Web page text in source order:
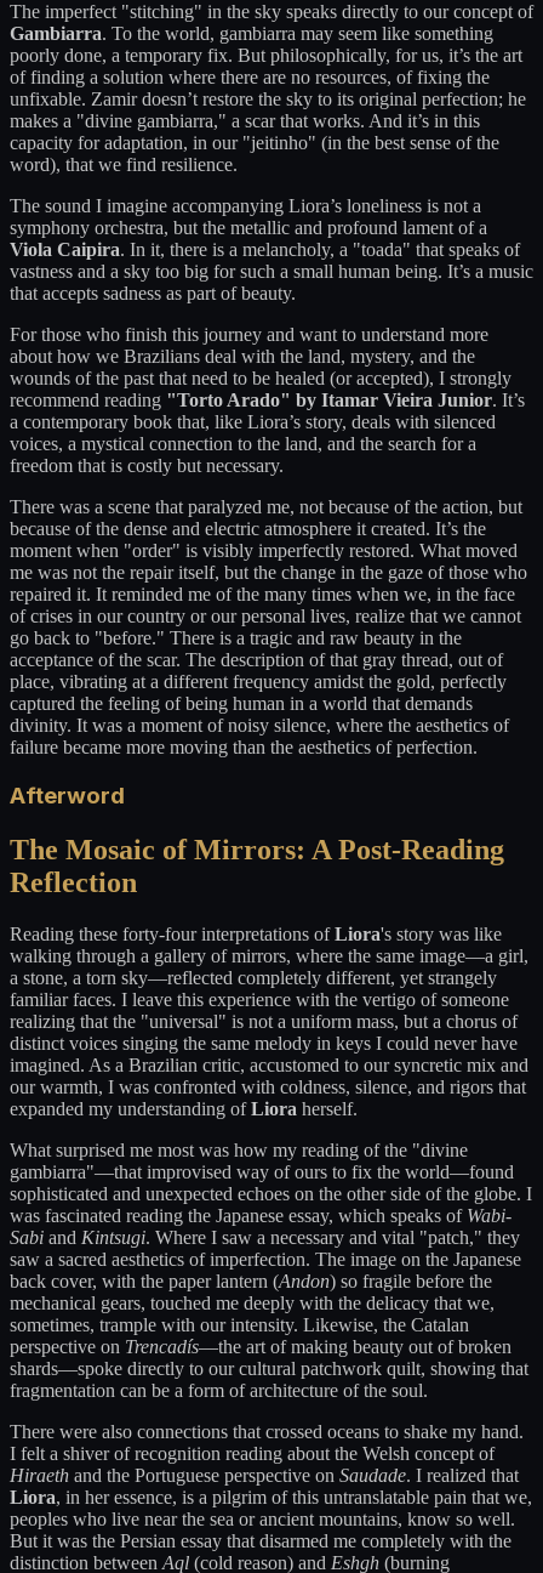
The imperfect "stitching" in the sky speaks directly to our concept of
Gambiarra. To the world, gambiarra may seem like something
poorly done, a temporary fix. But philosophically, for us, it’s the art
of finding a solution where there are no resources, of fixing the
unfixable. Zamir doesn’t restore the sky to its original perfection; he
makes a "divine gambiarra," a scar that works. And it’s in this
capacity for adaptation, in our "jeitinho" (in the best sense of the
word), that we find resilience.
The sound I imagine accompanying Liora’s loneliness is not a
symphony orchestra, but the metallic and profound lament of a
Viola Caipira. In it, there is a melancholy, a "toada" that speaks of
vastness and a sky too big for such a small human being. It’s a music
that accepts sadness as part of beauty.
For those who finish this journey and want to understand more
about how we Brazilians deal with the land, mystery, and the
wounds of the past that need to be healed (or accepted), I strongly
recommend reading "Torto Arado" by Itamar Vieira Junior. It’s
a contemporary book that, like Liora’s story, deals with silenced
voices, a mystical connection to the land, and the search for a
freedom that is costly but necessary.
There was a scene that paralyzed me, not because of the action, but
because of the dense and electric atmosphere it created. It’s the
moment when "order" is visibly imperfectly restored. What moved
me was not the repair itself, but the change in the gaze of those who
repaired it. It reminded me of the many times when we, in the face
of crises in our country or our personal lives, realize that we cannot
go back to "before." There is a tragic and raw beauty in the
acceptance of the scar. The description of that gray thread, out of
place, vibrating at a different frequency amidst the gold, perfectly
captured the feeling of being human in a world that demands
divinity. It was a moment of noisy silence, where the aesthetics of
failure became more moving than the aesthetics of perfection.
Afterword
The Mosaic of Mirrors: A Post-Reading
Reflection
Reading these forty-four interpretations ofLiora's story was like
walking through a gallery of mirrors, where the same image—a girl,
a stone, a torn sky—reflected completely different, yet strangely
familiar faces. I leave this experience with the vertigo of someone
realizing that the "universal" is not a uniform mass, but a chorus of
distinct voices singing the same melody in keys I could never have
imagined. As a Brazilian critic, accustomed to our syncretic mix and
our warmth, I was confronted with coldness, silence, and rigors that
expanded my understanding ofLiora herself.
What surprised me most was how my reading of the "divine
gambiarra"—that improvised way of ours to fix the world—found
sophisticated and unexpected echoes on the other side of the globe. I
was fascinated reading the Japanese essay, which speaks of Wabi-
Sabi and Kintsugi. Where I saw a necessary and vital "patch," they
saw a sacred aesthetics of imperfection. The image on the Japanese
back cover, with the paper lantern (Andon) so fragile before the
mechanical gears, touched me deeply with the delicacy that we,
sometimes, trample with our intensity. Likewise, the Catalan
perspective on Trencadís—the art of making beauty out of broken
shards—spoke directly to our cultural patchwork quilt, showing that
fragmentation can be a form of architecture of the soul.
There were also connections that crossed oceans to shake my hand.
I felt a shiver of recognition reading about the Welsh concept of
Hiraeth and the Portuguese perspective on Saudade. I realized that
Liora, in her essence, is a pilgrim of this untranslatable pain that we,
peoples who live near the sea or ancient mountains, know so well.
But it was the Persian essay that disarmed me completely with the
distinction between Aql (cold reason) and Eshgh (burning